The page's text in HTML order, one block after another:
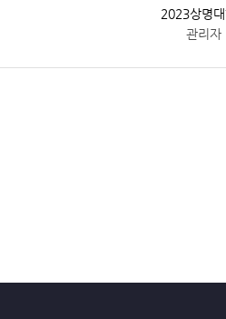
2023상명
관리자